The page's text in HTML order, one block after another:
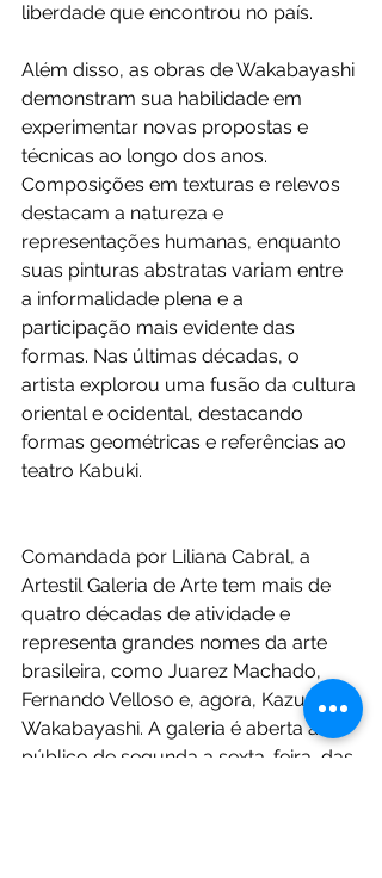
liberdade que encontrou no país.
Além disso, as obras de Wakabayashi
demonstram sua habilidade em
experimentar novas propostas e
técnicas ao longo dos anos.
Composições em texturas e relevos
destacam a natureza e
representações humanas, enquanto
suas pinturas abstratas variam entre
a informalidade plena e a
participação mais evidente das
formas. Nas últimas décadas, o
artista explorou uma fusão da cultura
oriental e ocidental, destacando
formas geométricas e referências ao
teatro Kabuki.
Comandada por Liliana Cabral, a
Artestil Galeria de Arte tem mais de
quatro décadas de atividade e
representa grandes nomes da arte
brasileira, como Juarez Machado,
Fernando Velloso e, agora, Kazuo
Wakabayashi. A galeria é aberta ao
público de segunda a sexta-feira, das